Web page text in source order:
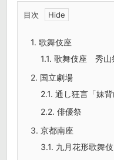
目次
1. 歌舞伎座
1.1. 歌舞伎座 秀山
2. 国立劇場
2.1. 通し狂言「妹背
2.2. 俳優祭
3. 京都南座
3.1. 九月花形歌舞伎